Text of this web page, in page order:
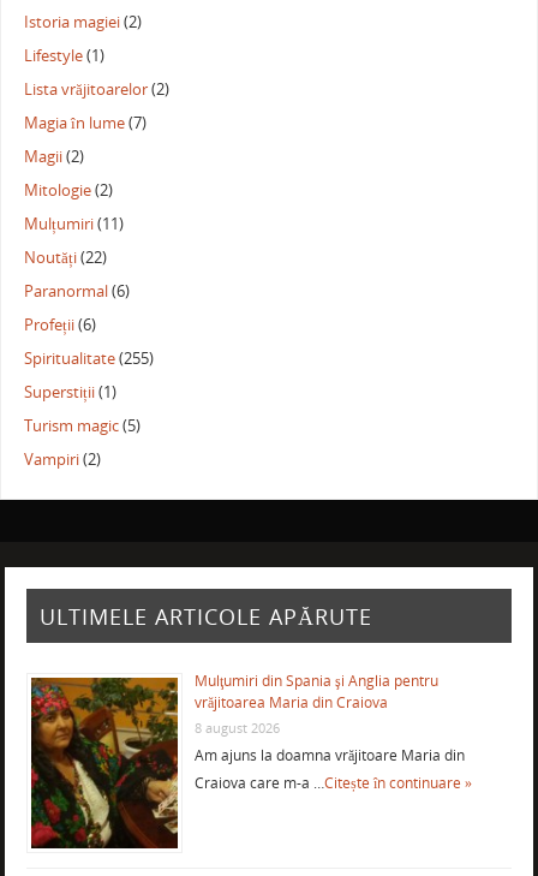
Istoria magiei(2)
Lifestyle(1)
Lista vrăjitoarelor(2)
Magia în lume(7)
Magii(2)
Mitologie(2)
Mulțumiri(11)
Noutăți(22)
Paranormal(6)
Profeții(6)
Spiritualitate(255)
Superstiții(1)
Turism magic(5)
Vampiri(2)
ULTIMELE ARTICOLE APĂRUTE
Mulţumiri din Spania şi Anglia pentru
vrăjitoarea Maria din Craiova
8 august 2026
Am ajuns la doamna vrăjitoare Maria din
Craiova care m-a …Citește în continuare »